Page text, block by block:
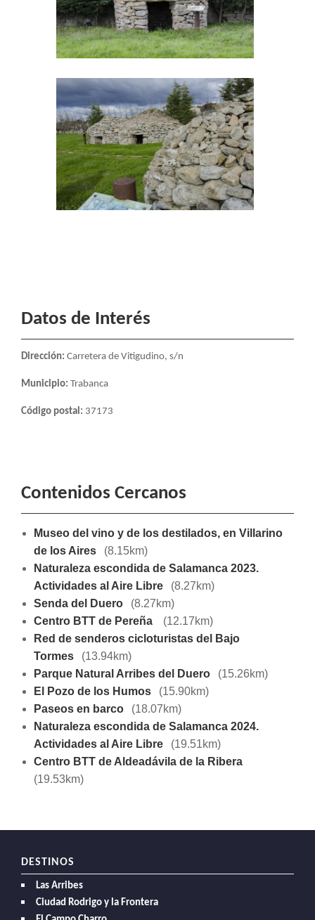
Datos de Interés
Dirección: Carretera de Vitigudino, s/n
Municipio: Trabanca
Código postal: 37173
Contenidos Cercanos
Museo del vino y de los destilados, en Villarino
de los Aires
(8.15km)
Naturaleza escondida de Salamanca 2023.
Actividades al Aire Libre
(8.27km)
Senda del Duero
(8.27km)
Centro BTT de Pereña
(12.17km)
Red de senderos cicloturistas del Bajo
Tormes
(13.94km)
Parque Natural Arribes del Duero
(15.26km)
El Pozo de los Humos
(15.90km)
Paseos en barco
(18.07km)
Naturaleza escondida de Salamanca 2024.
Actividades al Aire Libre
(19.51km)
Centro BTT de Aldeadávila de la Ribera
(19.53km)
DESTINOS
Las Arribes
Ciudad Rodrigo y la Frontera